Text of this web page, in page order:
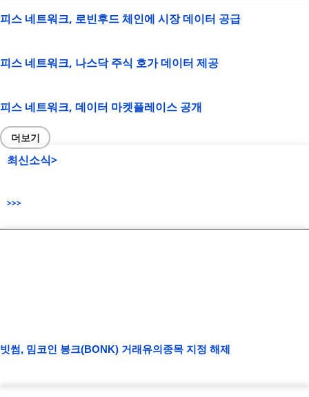
피스 네트워크, 로빈후드 체인에 시장 데이터 공급
피스 네트워크, 나스닥 주식 호가 데이터 제공
피스 네트워크, 데이터 마켓플레이스 공개
더보기
최신소식>
>>>
빗썸, 밈코인 봉크(BONK) 거래유의종목 지정 해제